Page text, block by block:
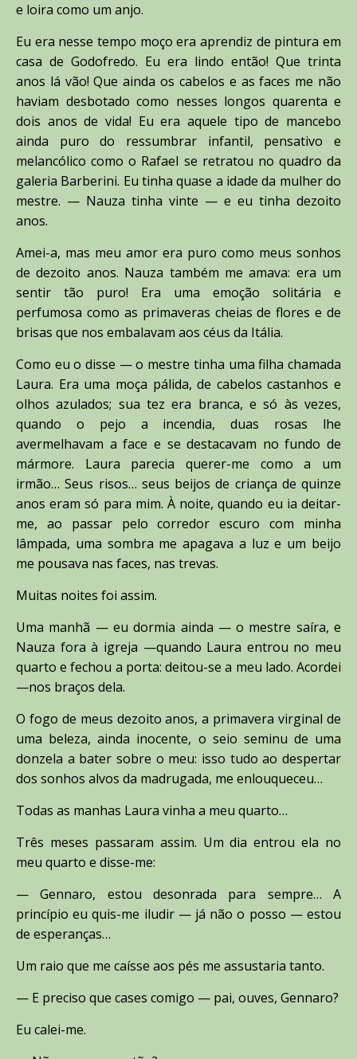
e loira como um anjo.
Eu era nesse tempo moço era aprendiz de pintura em
casa de Godofredo. Eu era lindo então! Que trinta
anos lá vão! Que ainda os cabelos e as faces me não
haviam desbotado como nesses longos quarenta e
dois anos de vida! Eu era aquele tipo de mancebo
ainda puro do ressumbrar infantil, pensativo e
melancólico como o Rafael se retratou no quadro da
galeria Barberini. Eu tinha quase a idade da mulher do
mestre. — Nauza tinha vinte — e eu tinha dezoito
anos.
Amei-a, mas meu amor era puro como meus sonhos
de dezoito anos. Nauza também me amava: era um
sentir tão puro! Era uma emoção solitária e
perfumosa como as primaveras cheias de flores e de
brisas que nos embalavam aos céus da Itália.
Como eu o disse — o mestre tinha uma filha chamada
Laura. Era uma moça pálida, de cabelos castanhos e
olhos azulados; sua tez era branca, e só às vezes,
quando o pejo a incendia, duas rosas lhe
avermelhavam a face e se destacavam no fundo de
mármore. Laura parecia querer-me como a um
irmão… Seus risos… seus beijos de criança de quinze
anos eram só para mim. À noite, quando eu ia deitar-
me, ao passar pelo corredor escuro com minha
lâmpada, uma sombra me apagava a luz e um beijo
me pousava nas faces, nas trevas.
Muitas noites foi assim.
Uma manhã — eu dormia ainda — o mestre saíra, e
Nauza fora à igreja —quando Laura entrou no meu
quarto e fechou a porta: deitou-se a meu lado. Acordei
—nos braços dela.
O fogo de meus dezoito anos, a primavera virginal de
uma beleza, ainda inocente, o seio seminu de uma
donzela a bater sobre o meu: isso tudo ao despertar
dos sonhos alvos da madrugada, me enlouqueceu…
Todas as manhas Laura vinha a meu quarto…
Três meses passaram assim. Um dia entrou ela no
meu quarto e disse-me:
— Gennaro, estou desonrada para sempre… A
princípio eu quis-me iludir — já não o posso — estou
de esperanças…
Um raio que me caísse aos pés me assustaria tanto.
— E preciso que cases comigo — pai, ouves, Gennaro?
Eu calei-me.